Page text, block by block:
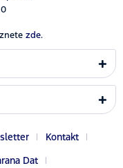
zde.
Kontakt
Dat